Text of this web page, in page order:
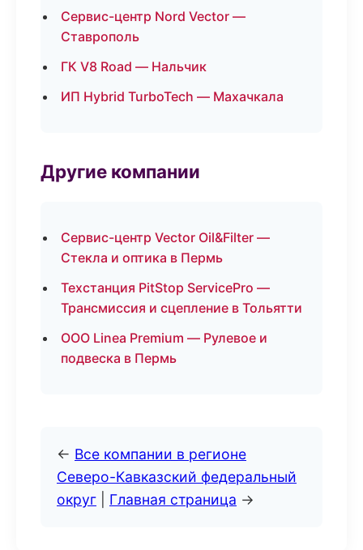
Сервис-центр Nord Vector —
Ставрополь
ГК V8 Road — Нальчик
ИП Hybrid TurboTech — Махачкала
Другие компании
Сервис-центр Vector Oil&Filter —
Стекла и оптика в Пермь
Техстанция PitStop ServicePro —
Трансмиссия и сцепление в Тольятти
ООО Linea Premium — Рулевое и
подвеска в Пермь
← Все компании в регионе
Северо-Кавказский федеральный
округ
Главная страница →